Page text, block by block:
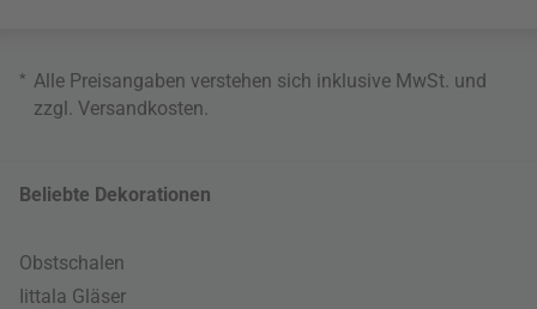
* Alle Preisangaben verstehen sich inklusive MwSt. und
zzgl. Versandkosten
Beliebte Dekorationen
Obstschalen
Iittala Gläser